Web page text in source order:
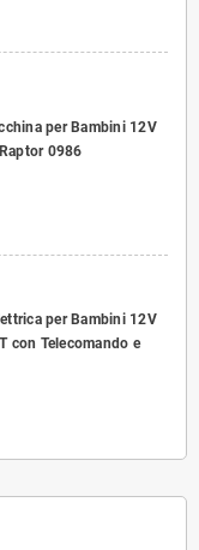
per Bambini 12V
0986
per Bambini 12V
con Telecomando e